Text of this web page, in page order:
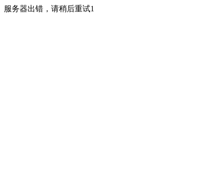
服务器出错，请稍后重试1